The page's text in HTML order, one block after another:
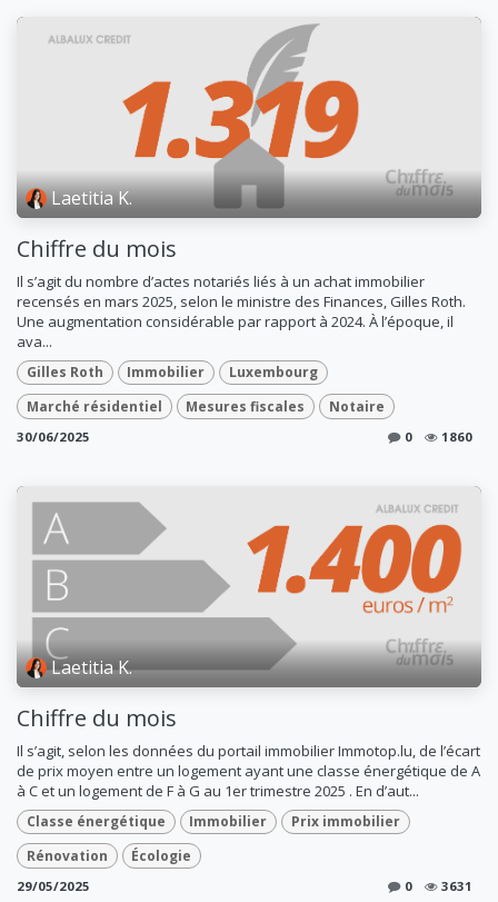
Laetitia K.
Chiffre du mois
Il s’agit du nombre d’actes notariés liés à un achat immobilier
recensés en mars 2025, selon le ministre des Finances, Gilles Roth.
Une augmentation considérable par rapport à 2024. À l’époque, il
ava...
Gilles Roth Immobilier
Luxembourg
Marché résidentiel
Mesures fiscales Notaire
30/06/2025 0 1860
Laetitia K.
Chiffre du mois
Il s’agit, selon les données du portail immobilier Immotop.lu, de l’écart
de prix moyen entre un logement ayant une classe énergétique de A
à C et un logement de F à G au 1er trimestre 2025 . En d’aut...
Classe énergétique Immobilier
Prix immobilier
Rénovation
Écologie
29/05/2025 0 3631